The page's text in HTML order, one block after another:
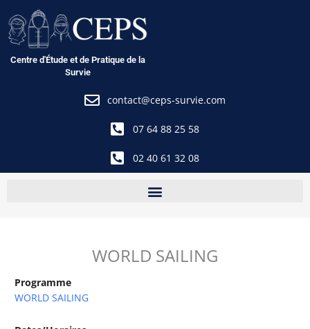
au
contenu
Centre d'Étude et de Pratique de la
Survie
contact@ceps-survie.com
07 64 88 25 58
02 40 61 32 08
WORLD SAILING
Programme
WORLD SAILING